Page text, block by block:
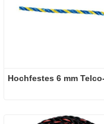
Hochfestes 6 mm